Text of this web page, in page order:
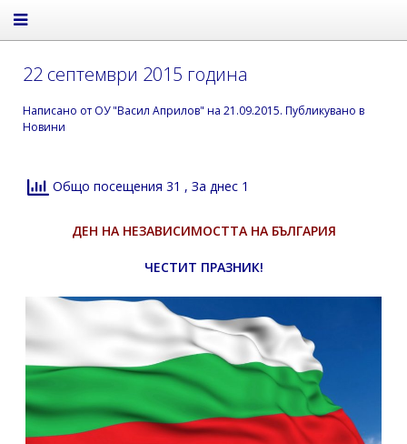
22 септември 2015 година
Написано от ОУ "Васил Априлов" на 21.09.2015. Публикувано в
Новини
Общо посещения 31 , За днес 1
ДЕН НА НЕЗАВИСИМОСТТА НА БЪЛГАРИЯ
ЧЕСТИТ ПРАЗНИК!